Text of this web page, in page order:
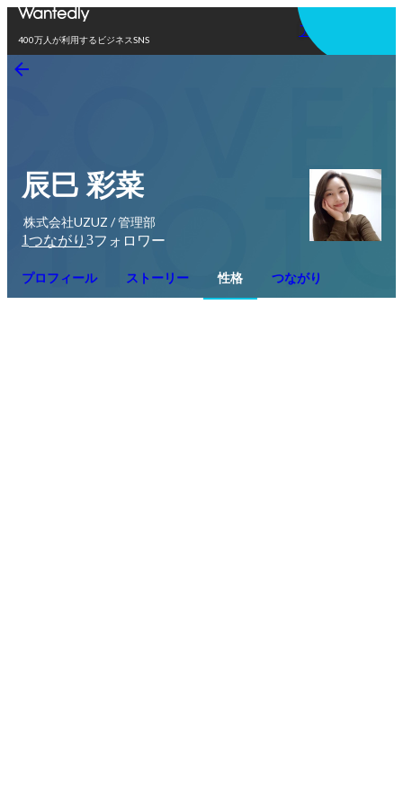
400万人が利用するビジネスSNS
アプリを使う
辰巳 彩菜
株式会社UZUZ / 管理部
1つながり 3フォロワー
プロフィール ストーリー 性格 つながり